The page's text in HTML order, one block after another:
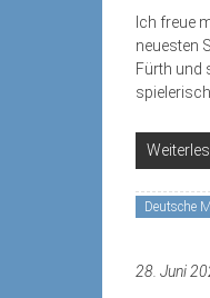
Ich freue
neuesten
Fürth und
Deutsche
28. Juni